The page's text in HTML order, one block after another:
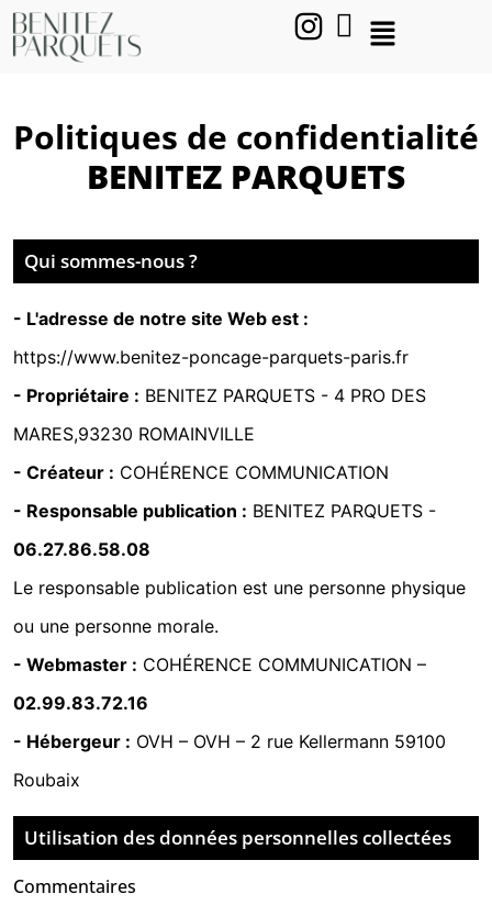
Politiques de confidentialité
BENITEZ PARQUETS
Qui sommes-nous ?
- L'adresse de notre site Web est :
https://www.benitez-poncage-parquets-paris.fr
- Propriétaire : BENITEZ PARQUETS - 4 PRO DES
MARES,93230 ROMAINVILLE
- Créateur : COHÉRENCE COMMUNICATION
- Responsable publication : BENITEZ PARQUETS -
06.27.86.58.08
Le responsable publication est une personne physique
ou une personne morale.
- Webmaster : COHÉRENCE COMMUNICATION –
02.99.83.72.16
- Hébergeur : OVH – OVH – 2 rue Kellermann 59100
Roubaix
Utilisation des données personnelles collectées
Commentaires